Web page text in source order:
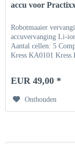
accu voor
Robotmaaier
accuvervanging Li-
Aantal cellen: 5
Kress KA0101 Kress
EUR 49,00 *
Onthouden